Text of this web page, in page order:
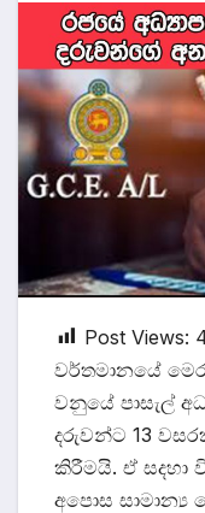
Post Views:
වර්තමානයේ
වනුයේ පාසැල්
දරුවන්ට 13
කිරීමයි. ඒ සදහා
අපොස සාමාන්‍ය